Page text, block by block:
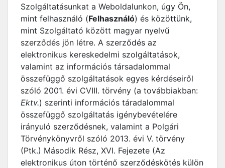
Szolgáltatásunkat a Weboldalunkon, úgy Ön,
mint felhasználó (Felhasználó) és közöttünk,
mint Szolgáltató között magyar nyelvű
szerződés jön létre. A szerződés az
elektronikus kereskedelmi szolgáltatások,
valamint az információs társadalommal
összefüggő szolgáltatások egyes kérdéseiről
szóló 2001. évi CVIII. törvény (a továbbiakban:
Ektv.) szerinti információs táradalommal
összefüggő szolgáltatás igénybevételére
irányuló szerződésnek, valamint a Polgári
Törvénykönyvről szóló 2013. évi V. törvény
(Ptk.) Második Rész, XVI. Fejezete (Az
elektronikus úton történő szerződéskötés külön